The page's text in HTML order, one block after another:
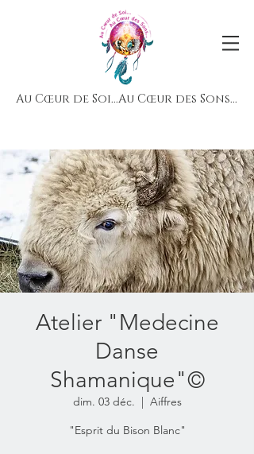
Au Cœur de Soi...Au Cœur des Sons...
Atelier "Medecine
Danse
Shamanique"©
dim. 03 déc.
  |
Aiffres
"Esprit du Bison Blanc"